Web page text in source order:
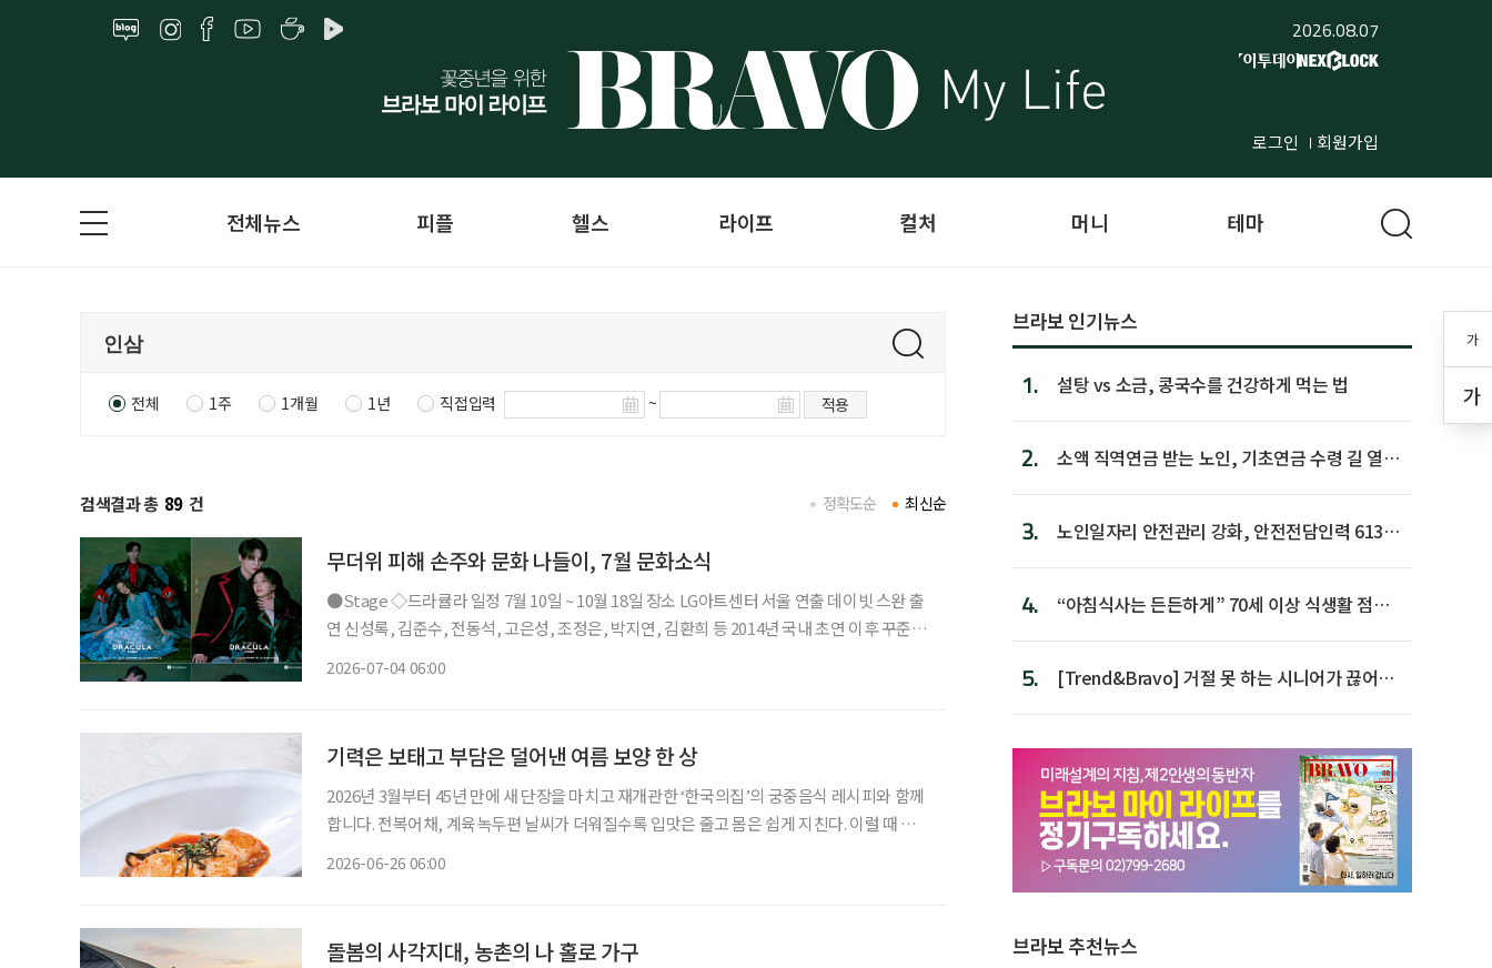
2026.08.07
로그인 회원가입
가
가
전체뉴스 피플 헬스 라이프 컬처 머니 테마
전체 1주 1개월 1년 직접입력 ~ 적용
검색결과 총 89 건 최신순
정확도순
무더위 피해 손주와 문화 나들이, 7월 문화소식
●Stage ◇드라큘라 일정 7월 10일 ~ 10월 18일 장소 LG아트센터 서울 연출 데이빗 스완 출
연 신성록, 김준수, 전동석, 고은성, 조정은, 박지연, 김환희 등 2014년 국내 초연 이후 꾸준히
2026-07-04 06:00
기력은 보태고 부담은 덜어낸 여름 보양 한 상
2026년 3월부터 45년 만에 새 단장을 마치고 재개관한 ‘한국의집’의 궁중음식 레시피와 함께
합니다. 전복어채, 계육녹두편 날씨가 더워질수록 입맛은 줄고 몸은 쉽게 지친다. 이럴 때 필
2026-06-26 06:00
돌봄의 사각지대, 농촌의 나 홀로 가구
브라보 인기뉴스
1. 설탕 vs 소금, 콩국수를 건강하게 먹는 법
2.
소액 직역연금 받는 노인, 기초연금 수령 길 열린
3.
노인일자리 안전관리 강화, 안전전담인력 613명
4.
“아침식사는 든든하게” 70세 이상 식생활 점수
5.
[Trend&Bravo] 거절 못 하는 시니어가 끊어야
브라보 추천뉴스